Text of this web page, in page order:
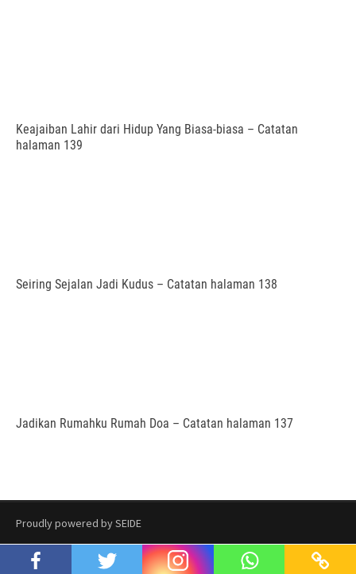
Keajaiban Lahir dari Hidup Yang Biasa-biasa – Catatan
halaman 139
Seiring Sejalan Jadi Kudus – Catatan halaman 138
Jadikan Rumahku Rumah Doa – Catatan halaman 137
Proudly powered by SEIDE